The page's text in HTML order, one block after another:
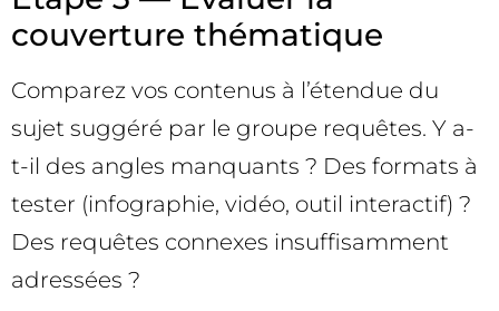
couverture thématique
Comparez vos contenus à l’étendue du
sujet suggéré par le groupe requêtes. Y a-
t-il des angles manquants ? Des formats à
tester (infographie, vidéo, outil interactif) ?
Des requêtes connexes insuffisamment
adressées ?